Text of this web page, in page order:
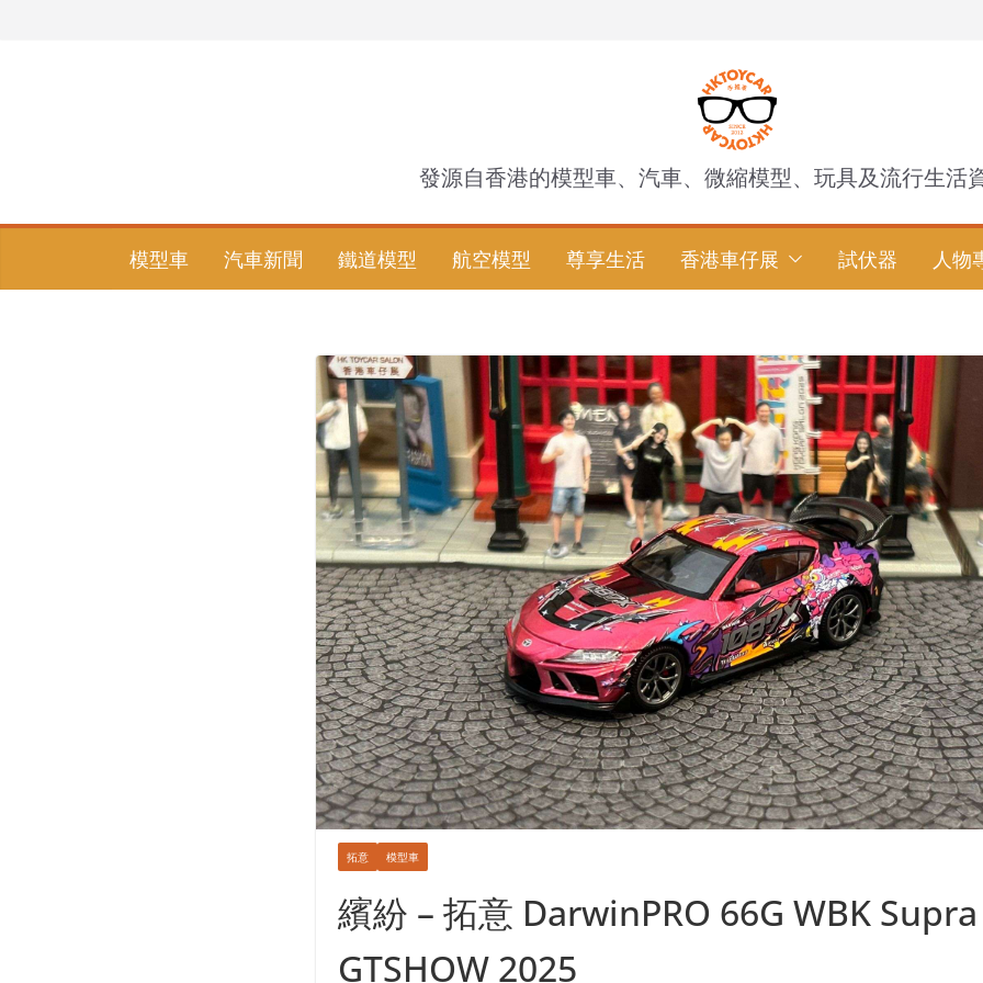
發源自香港的模型車、汽車、微縮模型、玩具及流行生活
模型車 汽車新聞 鐵道模型 航空模型 尊享生活 香港車仔展 試伏器 人物
拓意 模型車
繽紛 – 拓意 DarwinPRO 66G WBK
GTSHOW 2025